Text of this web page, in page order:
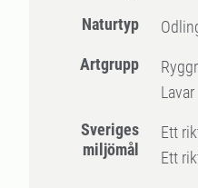
Naturtyp
Artgrupp
Lavar
Sveriges
miljömål
Ett
Ett